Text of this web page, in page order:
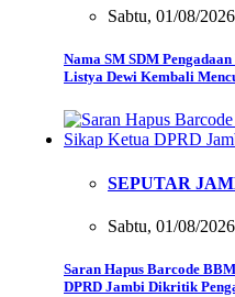
Sabtu, 01/08/
Nama SM SDM
Listya Dewi Kembali
SEPUTAR
Sabtu, 01/08/
Saran Hapus Barcode
DPRD Jambi Dikritik